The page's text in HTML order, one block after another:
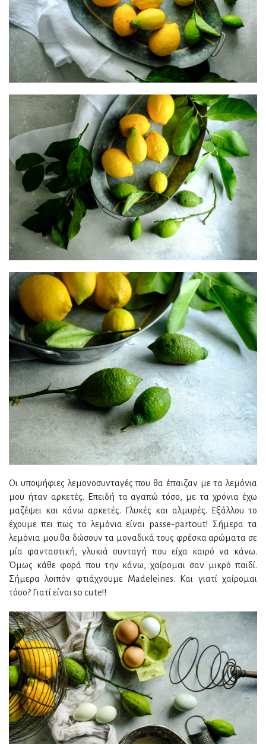
Οι υποψήφιες λεμονοσυνταγές που θα έπαιζαν με τα λεμόνια
μου ήταν αρκετές. Επειδή τα αγαπώ τόσο, με τα χρόνια έχω
μαζέψει και κάνω αρκετές. Γλυκές και αλμυρές. Εξάλλου το
έχουμε πει πως τα λεμόνια είναι passe-partout! Σήμερα τα
λεμόνια μου θα δώσουν τα μοναδικά τους φρέσκα αρώματα σε
μία φανταστική, γλυκιά συνταγή που είχα καιρό να κάνω.
Όμως κάθε φορά που την κάνω, χαίρομαι σαν μικρό παιδί.
Σήμερα λοιπόν φτιάχνουμε Madeleines. Και γιατί χαίρομαι
τόσο? Γιατί είναι so cute!!